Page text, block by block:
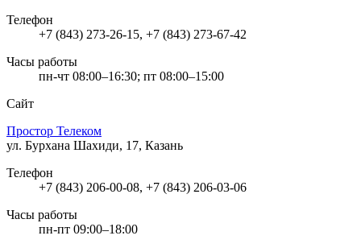
Телефон
+7 (843) 273-26-15, +7 (843) 273-67-42
Часы работы
пн-чт 08:00–16:30; пт 08:00–15:00
Сайт
Простор Телеком
ул. Бурхана Шахиди, 17, Казань
Телефон
+7 (843) 206-00-08, +7 (843) 206-03-06
Часы работы
пн-пт 09:00–18:00